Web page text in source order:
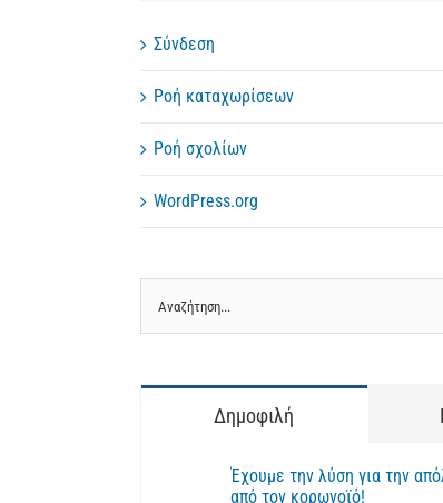
Σύνδεση
Ροή καταχωρίσεων
Ροή σχολίων
WordPress.org
Δημοφιλή
Έχουμε την λύση για την
από τον κορωνοϊό!